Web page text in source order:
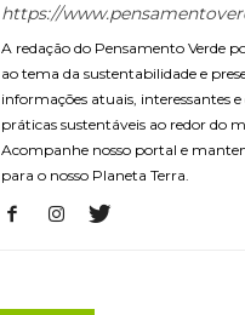
https://
A redação do Pensamento Verde
ao tema da sustentabilidade e
informações atuais, interessantes
práticas sustentáveis ao redor do
Acompanhe nosso portal e
para o nosso Planeta Terra.